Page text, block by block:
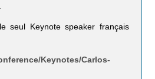
seul Keynote speaker français
Keynotes/Carlos-